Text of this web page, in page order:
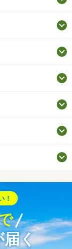
！
届く